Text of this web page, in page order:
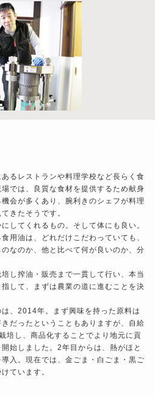
るレストランや料理学校など長らく食
では、良質な食材を提供するため献身
会が多くあり、腕利きのシェフが料理
きたそうです。
してくれるもの。そして体にも良い。
用油は、どれだけこだわっていても、
なのか、他と比べて何が良いのか、分
し搾油・販売まで一貫して行い、本当
して、まずは農業の道に進むことを決
、2014年。まず興味を持った原料は
だったということもありますが、自給
培し、商品化することでより地元に貢
始しました。2年目からは、熱がほと
入。現在では、金ごま・白ごま・黒ご
ています。